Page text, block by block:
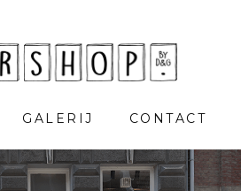
GALERIJ CONTACT